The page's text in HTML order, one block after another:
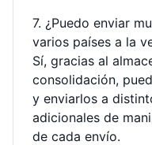
7. ¿Puedo enviar
varios países a la
Sí, gracias al
consolidación,
y enviarlos a
adicionales de
de cada envío.